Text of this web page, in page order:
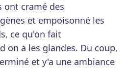
ont cramé des
et empoisonné les
ce qu'on fait
on a les glandes. Du coup,
et y'a une ambiance